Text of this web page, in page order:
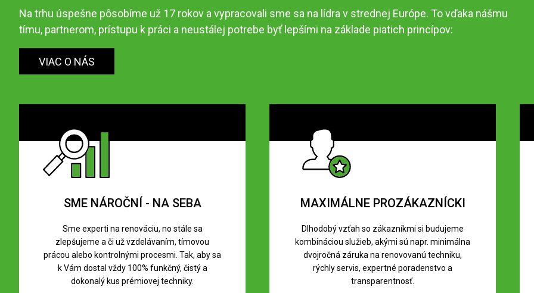
Na trhu úspešne pôsobíme už 17 rokov a vypracovali sme sa na lídra v strednej Európe. To vďaka nášmu
tímu, partnerom, prístupu k práci a neustálej potrebe byť lepšími na základe piatich princípov:
VIAC O NÁS
SME NÁROČNÍ - NA SEBA
Sme experti na renováciu, no stále sa
zlepšujeme a či už vzdelávaním, tímovou
prácou alebo kontrolnými procesmi. Tak, aby sa
k Vám dostal vždy 100% funkčný, čistý a
dokonalý kus prémiovej techniky.
MAXIMÁLNE PROZÁKAZNÍCKI
Dlhodobý vzťah so zákazníkmi si budujeme
kombináciou služieb, akými sú napr. minimálna
dvojročná záruka na renovovanú techniku,
rýchly servis, expertné poradenstvo a
transparentnosť.